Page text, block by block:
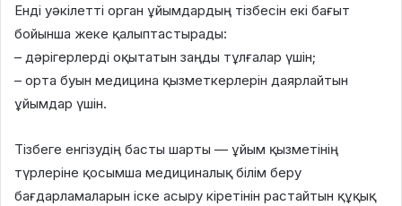
Енді уәкілетті орган ұйымдардың тізбесін екі бағыт
бойынша жеке қалыптастырады:
– дәрігерлерді оқытатын заңды тұлғалар үшін;
– орта буын медицина қызметкерлерін даярлайтын
ұйымдар үшін.
Тізбеге енгізудің басты шарты — ұйым қызметінің
түрлеріне қосымша медициналық білім беру
бағдарламаларын іске асыру кіретінін растайтын құқық